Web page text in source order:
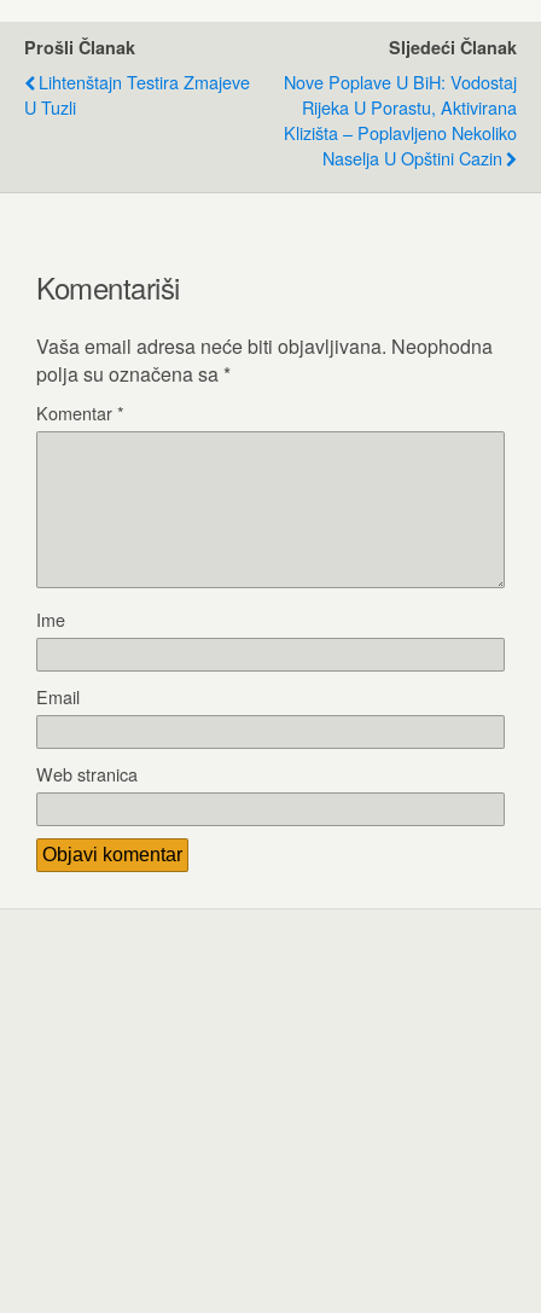
Prošli Članak
Lihtenštajn Testira Zmajeve
U Tuzli
Sljedeći Članak
Nove Poplave U BiH: Vodostaj
Rijeka U Porastu, Aktivirana
Klizišta – Poplavljeno Nekoliko
Naselja U Opštini Cazin
Komentariši
Vaša email adresa neće biti objavljivana. Neophodna
polja su označena sa *
Komentar*
Ime
Email
Web stranica